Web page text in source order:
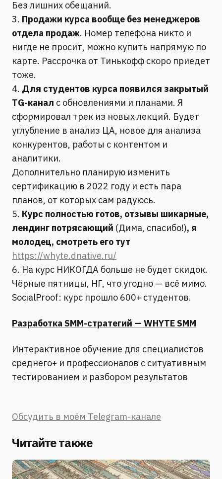
Без лишних обещаний.
3. Продажи курса вообще без менеджеров
отдела продаж. Номер телефона никто и
нигде не просит, можно купить напрямую по
карте. Рассрочка от Тинькофф скоро приедет
тоже.
4. Для студентов курса появился закрытый
TG-канал с обновлениями и планами. Я
сформировал трек из новых лекций. Будет
углубление в анализ ЦА, новое для анализа
конкурентов, работы с контентом и
аналитики.
Дополнительно планирую изменить
сертификацию в 2022 году и есть пара
планов, от которых сам радуюсь.
5. Курс полностью готов, отзывы шикарные,
лендинг потрясающий (Дима, спасибо!), я
молодец, смотреть его тут
https://whyte.dnative.ru/
6. На курс НИКОГДА больше не будет скидок.
Чёрные пятницы, НГ, что угодно — всё мимо.
SocialProof: курс прошло 600+ студентов.
Разработка SMM-стратегий — WHYTE SMM
Интерактивное обучение для специалистов
среднего+ и профессионалов с ситуативным
тестированием и разбором результатов
Обсудить в моём Telegram-канале
Читайте также